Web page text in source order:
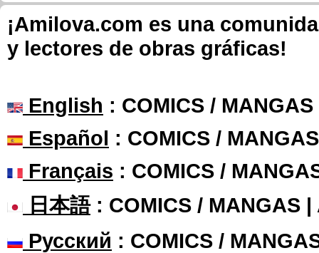
¡Amilova.com es una
y lectores de obras gráficas!
English : COMICS /
Español : COMICS /
Français : COMICS /
日本語: COMICS / MANGAS |
Русский : COMICS /